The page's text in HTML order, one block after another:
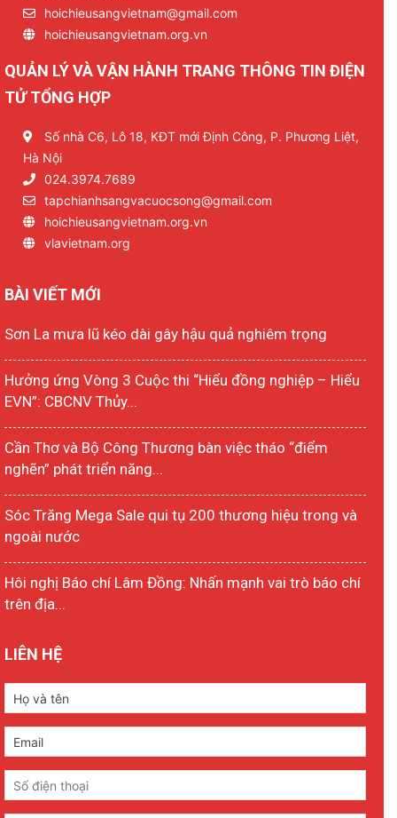
hoichieusangvietnam@gmail.com
hoichieusangvietnam.org.vn
QUẢN LÝ VÀ VẬN HÀNH TRANG THÔNG TIN ĐIỆN
TỬ TỔNG HỢP
Số nhà C6, Lô 18, KĐT mới Định Công, P. Phương Liệt,
Hà Nội
024.3974.7689
tapchianhsangvacuocsong@gmail.com
hoichieusangvietnam.org.vn
vlavietnam.org
BÀI VIẾT MỚI
Sơn La mưa lũ kéo dài gây hậu quả nghiêm trọng
Hưởng ứng Vòng 3 Cuộc thi “Hiểu đồng nghiệp – Hiểu
EVN”: CBCNV Thủy...
Cần Thơ và Bộ Công Thương bàn việc tháo “điểm
nghẽn” phát triển năng...
Sóc Trăng Mega Sale qui tụ 200 thương hiệu trong và
ngoài nước
Hôi nghị Báo chí Lâm Đồng: Nhấn mạnh vai trò báo chí
trên địa...
LIÊN HỆ